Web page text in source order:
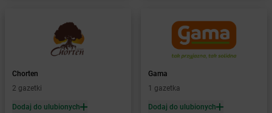
Barcin
Barczewo
Bardo
Żabka Barlinek
Żabka Barniewice
Żabka Bartąg
Chorten
2 gazetki
Dodaj do ulubionych
Gama
1 gazetka
Dodaj do ulubionych